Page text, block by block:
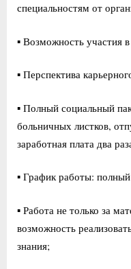
специальностям от
▪ Возможность участия
▪ Перспектива
▪ Полный социальный
больничных листков,
заработная плата два
▪ График работы:
▪ Работа не только за
возможность
знания;